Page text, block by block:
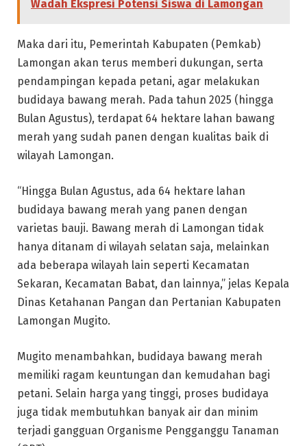
Wadah Ekspresi Potensi Siswa di Lamongan
Maka dari itu, Pemerintah Kabupaten (Pemkab)
Lamongan akan terus memberi dukungan, serta
pendampingan kepada petani, agar melakukan
budidaya bawang merah. Pada tahun 2025 (hingga
Bulan Agustus), terdapat 64 hektare lahan bawang
merah yang sudah panen dengan kualitas baik di
wilayah Lamongan.
“Hingga Bulan Agustus, ada 64 hektare lahan
budidaya bawang merah yang panen dengan
varietas bauji. Bawang merah di Lamongan tidak
hanya ditanam di wilayah selatan saja, melainkan
ada beberapa wilayah lain seperti Kecamatan
Sekaran, Kecamatan Babat, dan lainnya,” jelas Kepala
Dinas Ketahanan Pangan dan Pertanian Kabupaten
Lamongan Mugito.
Mugito menambahkan, budidaya bawang merah
memiliki ragam keuntungan dan kemudahan bagi
petani. Selain harga yang tinggi, proses budidaya
juga tidak membutuhkan banyak air dan minim
terjadi gangguan Organisme Pengganggu Tanaman